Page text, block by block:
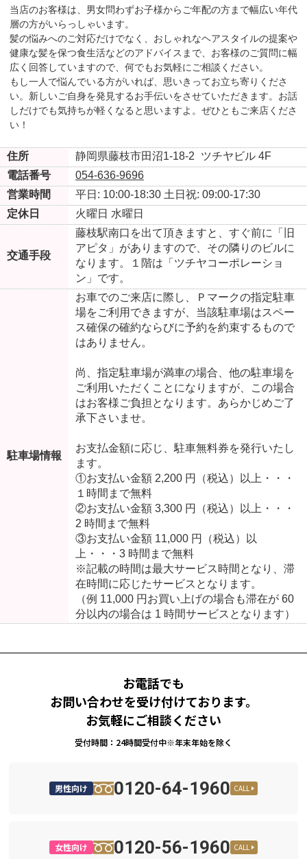
当店のお客様は、男女問わずお子様からご年配の方まで幅広い年代
層の方がいらっしゃいます。
髪の悩みへのご対応だけでなく、おしゃれなヘアスタイルの提案や
健康な髪を保つ食生活などのアドバイスまで、お客様のご質問に幅
広く回答していますので、何でもお気軽にご相談ください。
もし一人で悩んでいる方がいれば、思いきってお立ち寄りくださ
い。新しいご自身を発見するお手伝いをさせていただきます。お話
しだけでも気持ちが軽くなると思いますよ。ぜひともご来店くださ
い！
住所 静岡県藤枝市田沼1-18-2
ツチヤビル 4F
電話番号
054-636-9696
営業時間
平日: 10:00-18:30 土日祝: 09:00-17:30
定休日
火曜日 水曜日
交通手段
藤枝駅南口を出て頂きますと、すぐ前に「旧
アピタ」がありますので、その隣りのビルに
なります。１階は「ツチヤコーポレーショ
ン」です。
駐車場情報
お車でのご来店に際し、Ｐマークの指定駐車
場をご利用できますが、当該駐車場はスペー
ス確保の確約ならびに予約を約束するもので
はありません。
尚、指定駐車場が満車の場合、他の駐車場を
ご利用いただくことになりますが、この場合
はお客様ご負担となります。あらかじめご了
承下さいませ。
お支払金額に応じ、駐車無料券を発行いたし
ます。
①お支払い金額 2,200 円（税込）以上・・・
１時間まで無料
②お支払い金額 3,300 円（税込）以上・・・
2 時間まで無料
③お支払い金額 11,000 円（税込）以
上・・・3 時間まで無料
※記載の時間は最大サービス時間となり、滞
在時間に応じたサービスとなります。
（例 11,000 円お買い上げの場合も滞在が 60
分以内の場合は 1 時間サービスとなります）
お電話でも
お問い合わせを受け付けております。
お気軽にご相談ください
受付時間：24時間受付中※年末年始を除く
男性向け 0120-64-1960 CALL
女性向け 0120-56-1960 CALL